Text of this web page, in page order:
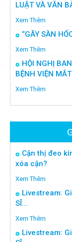
LUẬT VÀ VĂN
Xem Thêm
“GÃY SÀN
Xem Thêm
HỘI NGHỊ
BỆNH VIỆN
Xem Thêm
Cận thị đeo
xóa cận?
Xem Thêm
Livestream:
SĨ...
Xem Thêm
Livestream: